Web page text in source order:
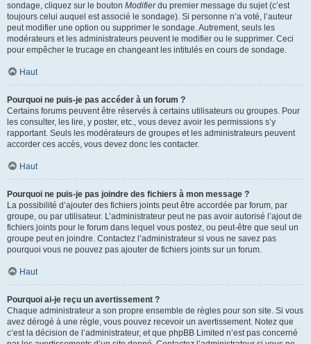
sondage, cliquez sur le bouton Modifierdu premier message du sujet (c’est
toujours celui auquel est associé le sondage). Si personne n’a voté, l’auteur
peut modifier une option ou supprimer le sondage. Autrement, seuls les
modérateurs et les administrateurs peuvent le modifier ou le supprimer. Ceci
pour empêcher le trucage en changeant les intitulés en cours de sondage.
Haut
Pourquoi ne puis-je pas accéder à un forum ?
Certains forums peuvent être réservés à certains utilisateurs ou groupes. Pour
les consulter, les lire, y poster, etc., vous devez avoir les permissions s’y
rapportant. Seuls les modérateurs de groupes et les administrateurs peuvent
accorder ces accès, vous devez donc les contacter.
Haut
Pourquoi ne puis-je pas joindre des fichiers à mon message ?
La possibilité d’ajouter des fichiers joints peut être accordée par forum, par
groupe, ou par utilisateur. L’administrateur peut ne pas avoir autorisé l’ajout de
fichiers joints pour le forum dans lequel vous postez, ou peut-être que seul un
groupe peut en joindre. Contactez l’administrateur si vous ne savez pas
pourquoi vous ne pouvez pas ajouter de fichiers joints sur un forum.
Haut
Pourquoi ai-je reçu un avertissement ?
Chaque administrateur a son propre ensemble de règles pour son site. Si vous
avez dérogé à une règle, vous pouvez recevoir un avertissement. Notez que
c’est la décision de l’administrateur, et que phpBB Limited n’est pas concerné